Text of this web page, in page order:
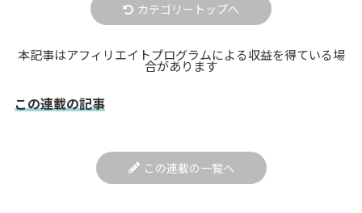
カテゴリートップへ
本記事はアフィリエイトプログラムによる収益を得ている場
合があります
この連載の記事
この連載の一覧へ